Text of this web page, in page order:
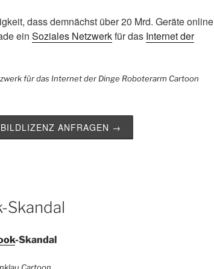
dass demnächst über 20 Mrd. Geräte online
ein Soziales Netzwerkfür das Internet der
BILDLIZENZ ANFRAGEN →
Skandal
-Skandal